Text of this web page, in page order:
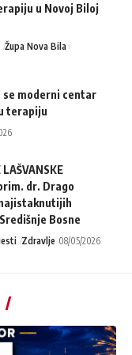
u Novoj Biloj
Župa Nova Bila
se moderni centar
terapiju
dr. Drago
Bosne
Zdravlje 08/05/2026